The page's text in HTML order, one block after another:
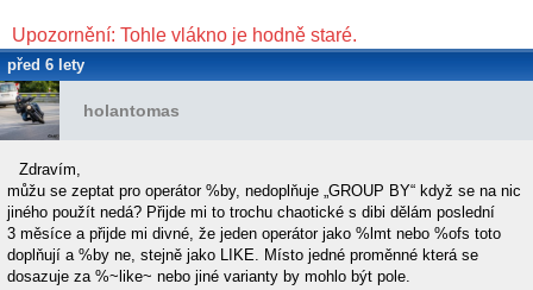
Upozornění: Tohle vlákno je hodně staré.
před 6 lety
holantomas
Zdravím,
můžu se zeptat pro operátor %by, nedoplňuje „GROUP BY“ když se na nic
jiného použít nedá? Přijde mi to trochu chaotické s dibi dělám poslední
3 měsíce a přijde mi divné, že jeden operátor jako %lmt nebo %ofs toto
doplňují a %by ne, stejně jako LIKE. Místo jedné proměnné která se
dosazuje za %~like~ nebo jiné varianty by mohlo být pole.